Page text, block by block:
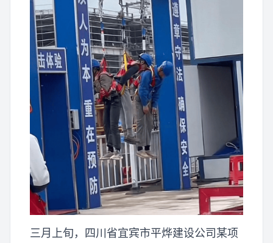
三月上旬，四川省宜宾市平烨建设公司某项